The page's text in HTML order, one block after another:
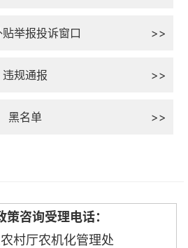
举报投诉窗口 >>
违规通报 >>
黑名单 >>
策咨询受理电话：
村厅农机化管理处